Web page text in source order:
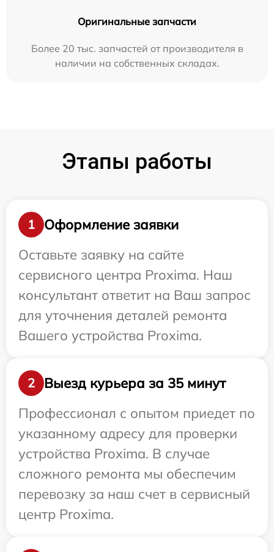
Оригинальные запчасти
Более 20 тыс. запчастей от производителя в
наличии на собственных складах.
Этапы работы
1
Оформление заявки
Оставьте заявку на сайте
сервисного центра Proxima. Наш
консультант ответит на Ваш запрос
для уточнения деталей ремонта
Вашего устройства Proxima.
2
Выезд курьера за 35 минут
Профессионал с опытом приедет по
указанному адресу для проверки
устройства Proxima. В случае
сложного ремонта мы обеспечим
перевозку за наш счет в сервисный
центр Proxima.